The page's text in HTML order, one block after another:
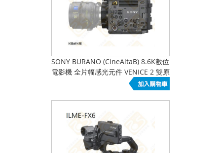
SONY BURANO (CineAltaB) 8.6K數位
電影機 全片幅感光元件 VENICE 2 雙原
生ISO AI晶片 E接環 E-mount